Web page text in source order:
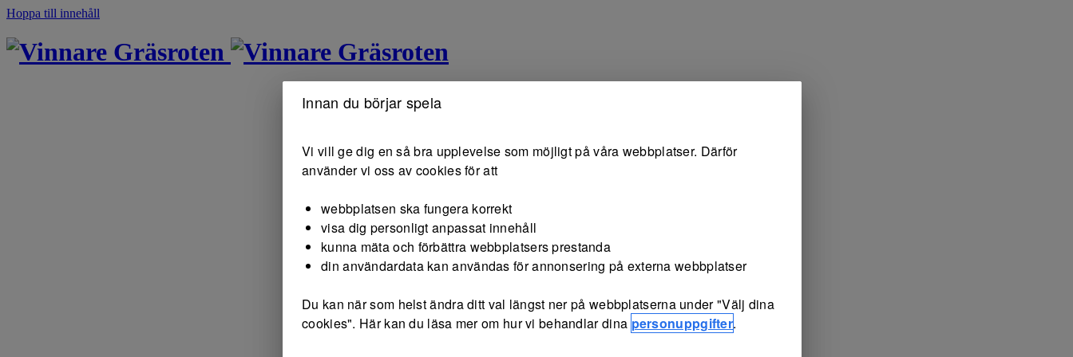
Hoppa till innehåll
Gräsroten Gräsroten
Innan du börjar spela
Vi vill ge dig en så bra upplevelse som möjligt på våra webbplatser. Därför
använder vi oss av cookies för att
webbplatsen ska fungera korrekt
visa dig personligt anpassat innehåll
kunna mäta och förbättra webbplatsers prestanda
din användardata kan användas för annonsering på externa webbplatser
Du kan när som helst ändra ditt val längst ner på webbplatserna under "Välj dina
cookies". Här kan du läsa mer om hur vi behandlar dina personuppgifter.